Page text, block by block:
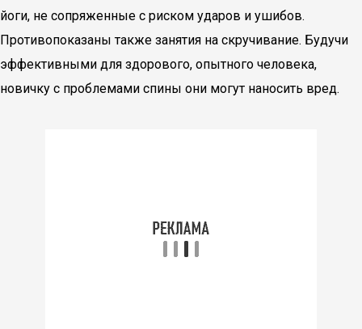
йоги, не сопряженные с риском ударов и ушибов.
Противопоказаны также занятия на скручивание. Будучи
эффективными для здорового, опытного человека,
новичку с проблемами спины они могут наносить вред.